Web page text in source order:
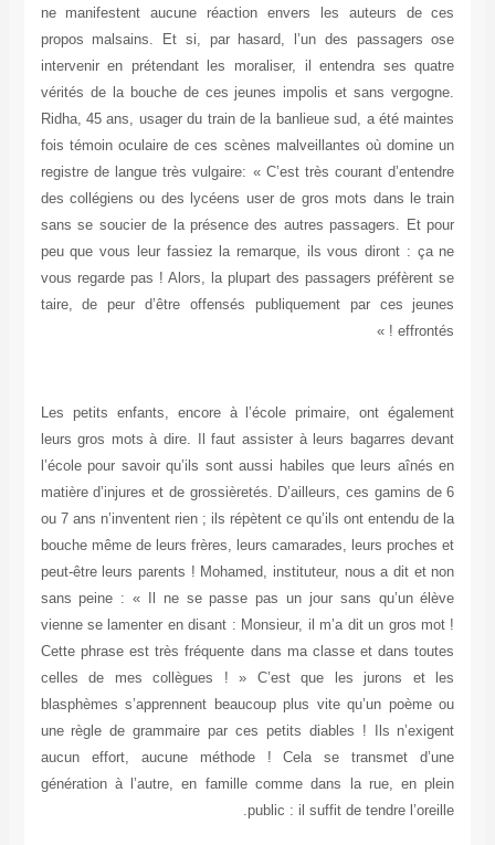
ne manifestent aucune réaction envers les auteurs de ces
propos malsains. Et si, par hasard, l’un des passagers ose
intervenir en prétendant les moraliser, il entendra ses quatre
vérités de la bouche de ces jeunes impolis et sans vergogne.
Ridha, 45 ans, usager du train de la banlieue sud, a été maintes
fois témoin oculaire de ces scènes malveillantes où domine un
registre de langue très vulgaire: « C’est très courant d’entendre
des collégiens ou des lycéens user de gros mots dans le train
sans se soucier de la présence des autres passagers. Et pour
peu que vous leur fassiez la remarque, ils vous diront : ça ne
vous regarde pas ! Alors, la plupart des passagers préfèrent se
taire, de peur d’être offensés publiquement par ces jeunes
effrontés ! »
Les petits enfants, encore à l’école primaire, ont également
leurs gros mots à dire. Il faut assister à leurs bagarres devant
l’école pour savoir qu’ils sont aussi habiles que leurs aînés en
matière d’injures et de grossièretés. D’ailleurs, ces gamins de 6
ou 7 ans n’inventent rien ; ils répètent ce qu’ils ont entendu de la
bouche même de leurs frères, leurs camarades, leurs proches et
peut-être leurs parents ! Mohamed, instituteur, nous a dit et non
sans peine : « Il ne se passe pas un jour sans qu’un élève
vienne se lamenter en disant : Monsieur, il m’a dit un gros mot !
Cette phrase est très fréquente dans ma classe et dans toutes
celles de mes collègues ! » C’est que les jurons et les
blasphèmes s’apprennent beaucoup plus vite qu’un poème ou
une règle de grammaire par ces petits diables ! Ils n’exigent
aucun effort, aucune méthode ! Cela se transmet d’une
génération à l’autre, en famille comme dans la rue, en plein
public : il suffit de tendre l’oreille.